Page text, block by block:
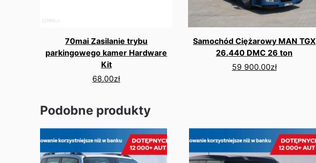
70mai Zasilanie trybu
parkingowego kamer Hardware
Kit
68.00zł
Samochód Ciężarowy MAN TGX
26.440 DMC 26 ton
59 900.00zł
Podobne produkty